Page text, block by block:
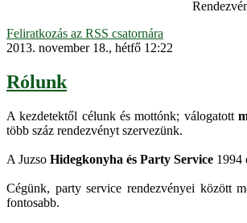
Feliratkozás az RSS csatornára
2013. november 18., hétfő 12:22
Rólunk
A kezdetektől célunk és mottónk; válogatott
több száz rendezvényt szervezünk.
A Juzso Hidegkonyha és Party Service 1994
Cégünk, party service rendezvényei között
fontosabb.